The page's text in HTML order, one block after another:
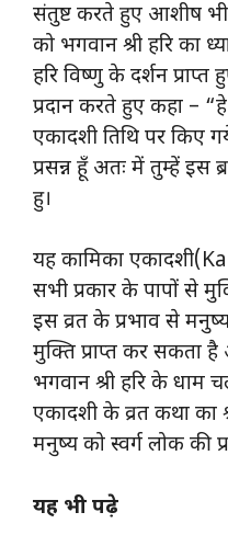
संतुष्ट करते हुए आशीष भी
को भगवान श्री हरि का
हरि विष्णु के दर्शन
प्रदान करते हुए कहा –
एकादशी तिथि पर किए
प्रसन्न हूँ अतः में तुम्हें इस
हु।
यह कामिका
सभी प्रकार के पापों से
इस व्रत के प्रभाव से
मुक्ति प्राप्त कर
भगवान श्री हरि के धाम
एकादशी के व्रत कथा का
मनुष्य को स्वर्ग लोक की
यह भी पढ़े